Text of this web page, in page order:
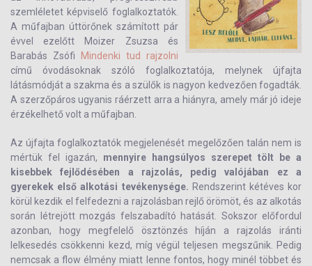
szemléletet képviselő foglalkoztatók.
A műfajban úttörőnek számított pár
évvel ezelőtt Moizer Zsuzsa és
Barabás Zsófi
Mindenki tud rajzolni
című óvodásoknak szóló foglalkoztatója, melynek újfajta
látásmódját a szakma és a szülők is nagyon kedvezően fogadták.
A szerzőpáros ugyanis ráérzett arra a hiányra, amely már jó ideje
érzékelhető volt a műfajban.
Az újfajta foglalkoztatók megjelenését megelőzően talán nem is
mértük fel igazán, mennyire hangsúlyos szerepet tölt be a
kisebbek fejlődésében a rajzolás, pedig valójában ez a
gyerekek első alkotási tevékenysége. Rendszerint kétéves kor
körül kezdik el felfedezni a rajzolásban rejlő örömöt, és az alkotás
során létrejött mozgás felszabadító hatását. Sokszor előfordul
azonban, hogy megfelelő ösztönzés híján a rajzolás iránti
lelkesedés csökkenni kezd, míg végül teljesen megszűnik. Pedig
nemcsak a flow élmény miatt lenne fontos, hogy minél többet és